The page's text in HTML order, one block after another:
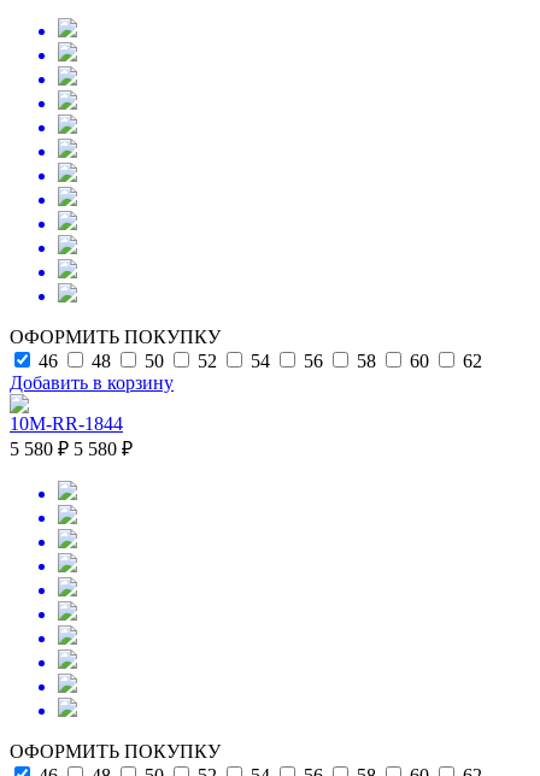
ОФОРМИТЬ ПОКУПКУ
46
48 50 52 54 56 58 60
62
Добавить в корзину
10M-RR-1844
5 580 ₽ 5 580 ₽
ОФОРМИТЬ ПОКУПКУ